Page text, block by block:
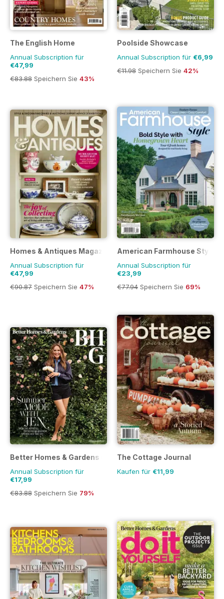
The English Home
Annual Subscription für
€47,99
€83.88 Speichern Sie 43%
Poolside Showcase
Annual Subscription für €6,99
€11.98 Speichern Sie 42%
Homes & Antiques Magazine
Annual Subscription für
€47,99
€90.87 Speichern Sie 47%
American Farmhouse Style
Annual Subscription für
€23,99
€77.94 Speichern Sie 69%
Better Homes & Gardens (US)
Annual Subscription für
€17,99
€83.88 Speichern Sie 79%
The Cottage Journal
Kaufen für €11,99